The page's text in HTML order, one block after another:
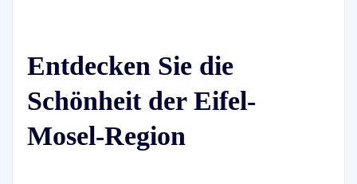
Entdecken Sie die
Schönheit der Eifel-
Mosel-Region